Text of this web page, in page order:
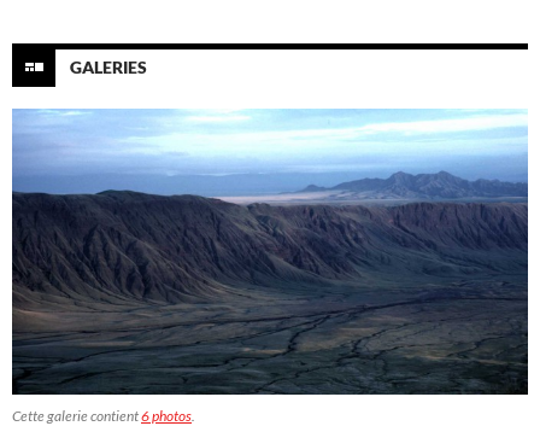
GALERIES
Cette galerie contient6 photos